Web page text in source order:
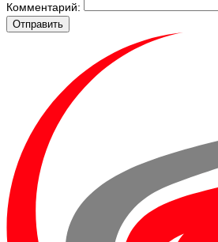
Комментарий:
Отправить